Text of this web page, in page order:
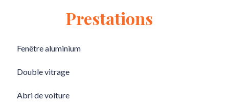
Prestations
Fenêtre aluminium
Double vitrage
Abri de voiture